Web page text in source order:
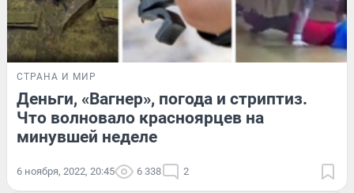
СТРАНА И МИР
Деньги, «Вагнер», погода и стриптиз.
Что волновало красноярцев на
минувшей неделе
6 ноября, 2022, 20:45 6 338 2